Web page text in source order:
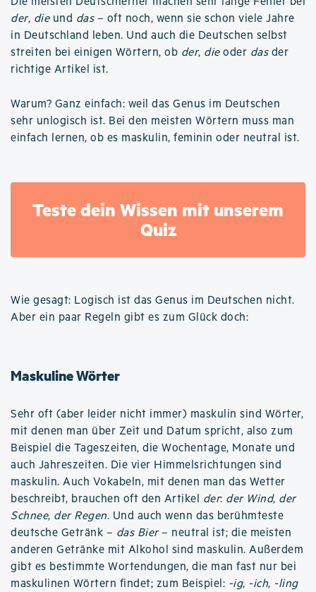
der, dieund das– oft noch, wenn sie schon viele Jahre
in Deutschland leben. Und auch die Deutschen selbst
streiten bei einigen Wörtern, ob der, dieoder dasder
richtige Artikel ist.
Warum? Ganz einfach: weil das Genus im Deutschen
sehr unlogisch ist. Bei den meisten Wörtern muss man
einfach lernen, ob es maskulin, feminin oder neutral ist.
Teste dein Wissen mit unserem
Quiz
Wie gesagt: Logisch ist das Genus im Deutschen nicht.
Aber ein paar Regeln gibt es zum Glück doch:
Maskuline Wörter
Sehr oft (aber leider nicht immer) maskulin sind Wörter,
mit denen man über Zeit und Datum spricht, also zum
Beispiel die Tageszeiten, die Wochentage, Monate und
auch Jahreszeiten. Die vier Himmelsrichtungen sind
maskulin. Auch Vokabeln, mit denen man das Wetter
beschreibt, brauchen oft den Artikel der: der Wind, der
Schnee, der Regen. Und auch wenn das berühmteste
deutsche Getränk – das Bier– neutral ist; die meisten
anderen Getränke mit Alkohol sind maskulin. Außerdem
gibt es bestimmte Wortendungen, die man fast nur bei
maskulinen Wörtern findet; zum Beispiel: -ig, -ich, -ling